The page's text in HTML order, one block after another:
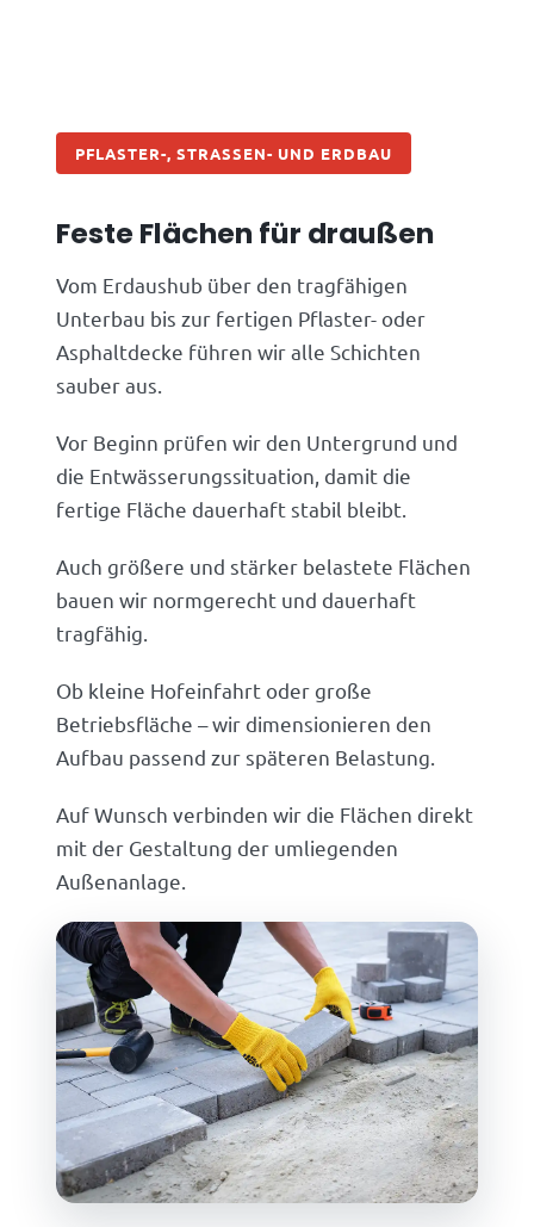
PFLASTER-, STRASSEN- UND ERDBAU
Feste Flächen für draußen
Vom Erdaushub über den tragfähigen
Unterbau bis zur fertigen Pflaster- oder
Asphaltdecke führen wir alle Schichten
sauber aus.
Vor Beginn prüfen wir den Untergrund und
die Entwässerungssituation, damit die
fertige Fläche dauerhaft stabil bleibt.
Auch größere und stärker belastete Flächen
bauen wir normgerecht und dauerhaft
tragfähig.
Ob kleine Hofeinfahrt oder große
Betriebsfläche – wir dimensionieren den
Aufbau passend zur späteren Belastung.
Auf Wunsch verbinden wir die Flächen direkt
mit der Gestaltung der umliegenden
Außenanlage.